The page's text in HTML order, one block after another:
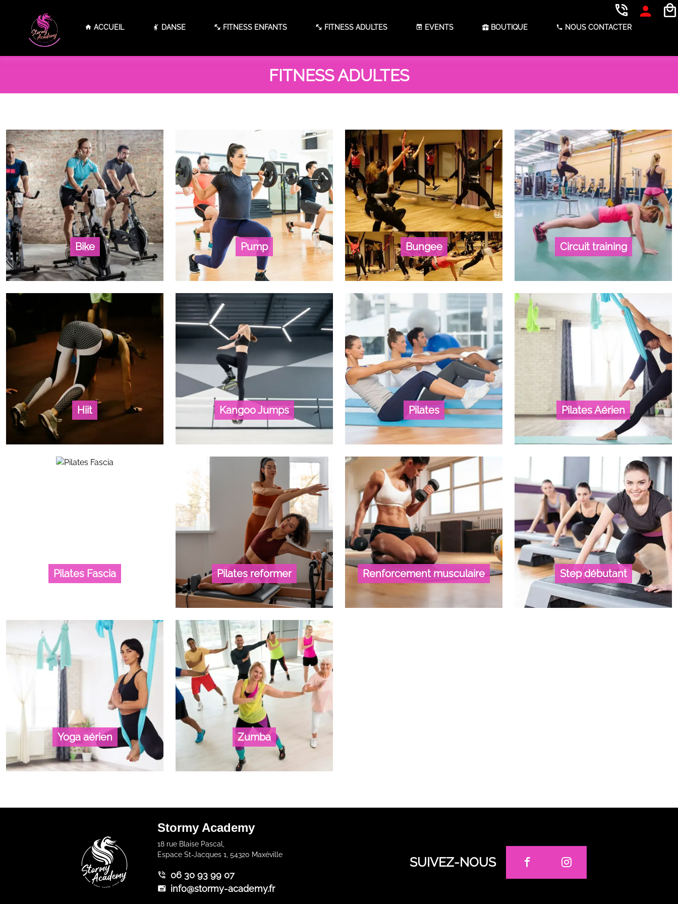
ACCUEIL DANSE FITNESS ENFANTS FITNESS ADULTES EVENTS BOUTIQUE NOUS CONTACTER
FITNESS ADULTES
Bike Pump Bungee Circuit training
Hiit Kangoo Jumps Pilates Pilates Aérien
Pilates Fascia Pilates reformer Renforcement musculaire Step débutant
Yoga aérien Zumba
Stormy Academy
18 rue Blaise Pascal,
Espace St-Jacques 1, 54320 Maxéville
06 30 93 99 07
info@stormy-academy.fr
SUIVEZ-NOUS